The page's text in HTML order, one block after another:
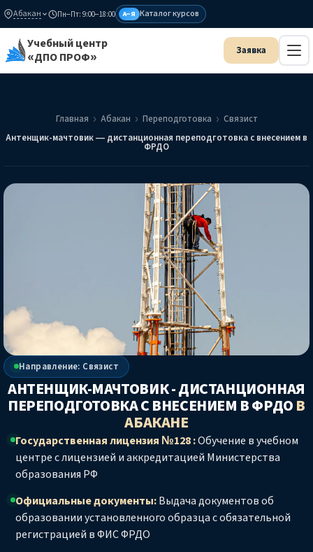
Абакан Пн–Пт: 9:00–18:00 А–Я Каталог курсов
Учебный центр
«ДПО ПРОФ»
Главная Абакан Переподготовка
Связист
Антенщик-мачтовик — дистанционная переподготовка с внесением в
ФРДО
Направление: Связист
АНТЕНЩИК-МАЧТОВИК - ДИСТАНЦИОННАЯ
ПЕРЕПОДГОТОВКА С ВНЕСЕНИЕМ В ФРДОВ
АБАКАНЕ
Государственная лицензия №128 :Обучение в учебном
центре с лицензией и аккредитацией Министерства
образования РФ
Официальные документы:Выдача документов об
образовании установленного образца с обязательной
регистрацией в ФИС ФРДО